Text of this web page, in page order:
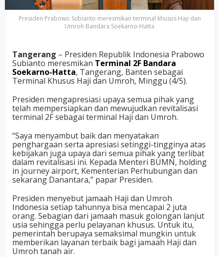
Presiden Prabowo Subianto meresmikan terminal khusus Haji dan
Umroh Bandara Soekarno-Hatta
Tangerang – Presiden Republik Indonesia Prabowo
Subianto meresmikan Terminal 2F Bandara
Soekarno-Hatta, Tangerang, Banten sebagai
Terminal Khusus Haji dan Umroh, Minggu (4/5).
Presiden mengapresiasi upaya semua pihak yang
telah mempersiapkan dan mewujudkan revitalisasi
terminal 2F sebagai terminal Haji dan Umroh.
“Saya menyambut baik dan menyatakan
penghargaan serta apresiasi setinggi-tingginya atas
kebijakan juga upaya dari semua pihak yang terlibat
dalam revitalisasi ini. Kepada Menteri BUMN, holding
in journey airport, Kementerian Perhubungan dan
sekarang Danantara,” papar Presiden.
Presiden menyebut jamaah Haji dan Umroh
Indonesia setiap tahunnya bisa mencapai 2 juta
orang. Sebagian dari jamaah masuk golongan lanjut
usia sehingga perlu pelayanan khusus. Untuk itu,
pemerintah berupaya semaksimal mungkin untuk
memberikan layanan terbaik bagi jamaah Haji dan
Umroh tanah air.